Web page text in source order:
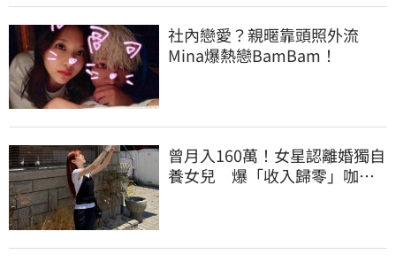
社內戀愛？親暱靠頭照外流
Mina爆熱戀BamBam！
曾月入160萬！女星認離婚獨自
養女兒 爆「收入歸零」咖啡